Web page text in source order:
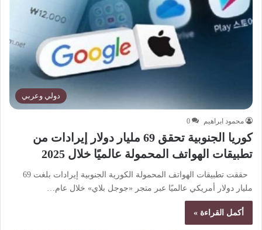
دولي وعربي
محمود ابراهيم 0
كوريا الجنوبية تحقق 69 مليار دولار إيرادات من
تطبيقات الهواتف المحمولة عالميًا خلال 2025
حققت تطبيقات الهواتف المحمولة الكورية الجنوبية إيرادات بلغت 69
مليار دولار أمريكي عالميًا عبر متجر «جوجل بلاي» خلال عام…
أكمل القراءة »